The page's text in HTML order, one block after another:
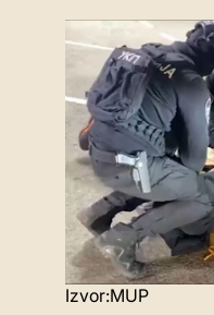
Izvor:MUP